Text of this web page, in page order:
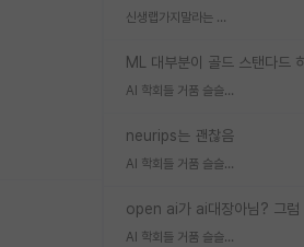
신생랩가지말라는 이유가 있었구나
AI 학회들 거품 슬슬 지적이 나오네요
neurips는 괜찮음
AI 학회들 거품 슬슬 지적이 나오네요
AI 학회들 거품 슬슬 지적이 나오네요